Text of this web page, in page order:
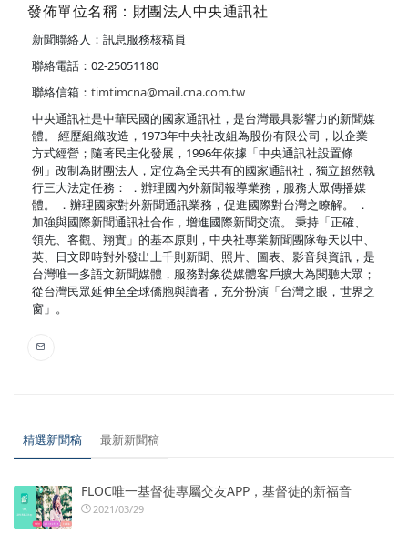
發佈單位名稱：財團法人中央通訊社
新聞聯絡人：訊息服務核稿員
聯絡電話：02-25051180
聯絡信箱： timtimcna@mail.cna.com.tw
中央通訊社是中華民國的國家通訊社，是台灣最具影響力的新聞媒
體。 經歷組織改造，1973年中央社改組為股份有限公司，以企業
方式經營；隨著民主化發展，1996年依據「中央通訊社設置條
例」改制為財團法人，定位為全民共有的國家通訊社，獨立超然執
行三大法定任務： ．辦理國內外新聞報導業務，服務大眾傳播媒
體。 ．辦理國家對外新聞通訊業務，促進國際對台灣之瞭解。 ．
加強與國際新聞通訊社合作，增進國際新聞交流。 秉持「正確、
領先、客觀、翔實」的基本原則，中央社專業新聞團隊每天以中、
英、日文即時對外發出上千則新聞、照片、圖表、影音與資訊，是
台灣唯一多語文新聞媒體，服務對象從媒體客戶擴大為閱聽大眾；
從台灣民眾延伸至全球僑胞與讀者，充分扮演「台灣之眼，世界之
窗」。
精選新聞稿 最新新聞稿
FLOC唯一基督徒專屬交友APP，基督徒的新福音
2021/03/29